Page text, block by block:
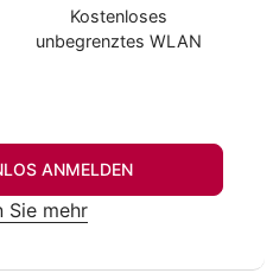
Kostenloses
unbegrenztes WLAN
ANMELDEN
Sie mehr